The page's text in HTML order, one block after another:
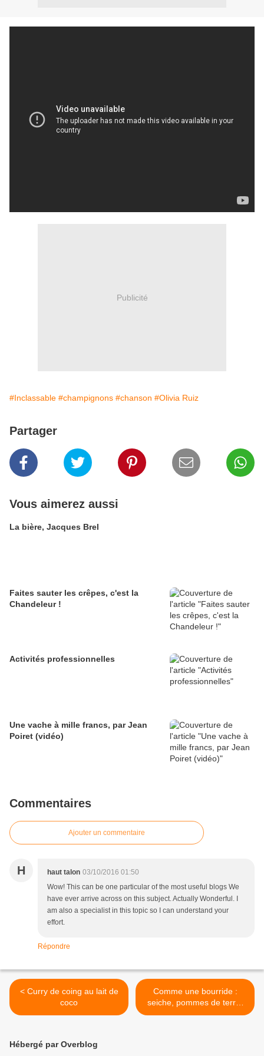
Publicité
#Inclassable #champignons #chanson #Olivia Ruiz
Partager
Vous aimerez aussi
La bière, Jacques Brel
Faites sauter les crêpes, c'est la
Chandeleur !
Activités professionnelles
Une vache à mille francs, par Jean
Poiret (vidéo)
Commentaires
Ajouter un commentaire
H haut talon 03/10/2016 01:50
Wow! This can be one particular of the most useful blogs We
have ever arrive across on this subject. Actually Wonderful. I
am also a specialist in this topic so I can understand your
effort.
Répondre
< Curry de coing au lait de
coco
Comme une bourride :
seiche, pommes de terre,
haricots verts, bouilon
Hébergé par Overblog